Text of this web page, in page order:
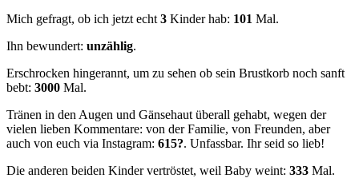
Mich gefragt, ob ich jetzt echt3 Kinder hab: 101 Mal.
Ihn bewundert: unzählig.
Erschrocken hingerannt, um zu sehen ob sein Brustkorb noch sanft
bebt: 3000 Mal.
Tränen in den Augen und Gänsehaut überall gehabt, wegen der
vielen lieben Kommentare: von der Familie, von Freunden, aber
auch von euch via Instagram: 615?. Unfassbar. Ihr seid so lieb!
Die anderen beiden Kinder vertröstet, weil Baby weint: 333 Mal.